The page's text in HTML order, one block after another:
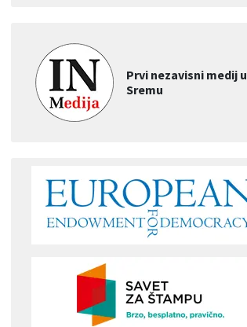
Prvi nezavisni medij u
Sremu